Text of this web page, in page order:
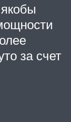
за счет